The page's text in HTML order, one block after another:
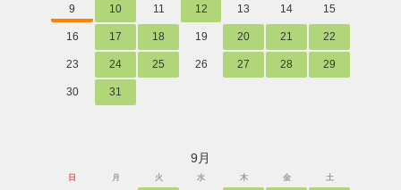
9 10 11 12 13 14 15
16 17 18 19 20 21 22
23 24 25 26 27 28 29
30 31
9月
日 月 火 水 木 金 土